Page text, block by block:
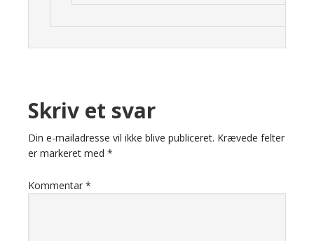
Skriv et svar
Din e-mailadresse vil ikke blive publiceret. Krævede felter
er markeret med *
Kommentar *